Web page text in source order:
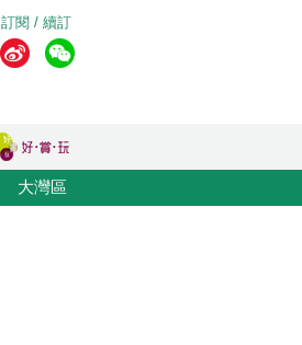
訂閱 / 續訂
大灣區